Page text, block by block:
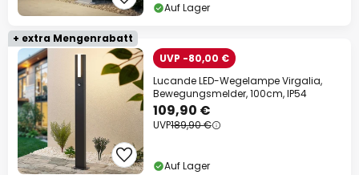
Auf Lager
+ extra Mengenrabatt
UVP -80,00 €
Lucande LED-Wegelampe Virgalia,
Bewegungsmelder, 100cm, IP54
109,90 €
UVP189,90 €
Auf Lager